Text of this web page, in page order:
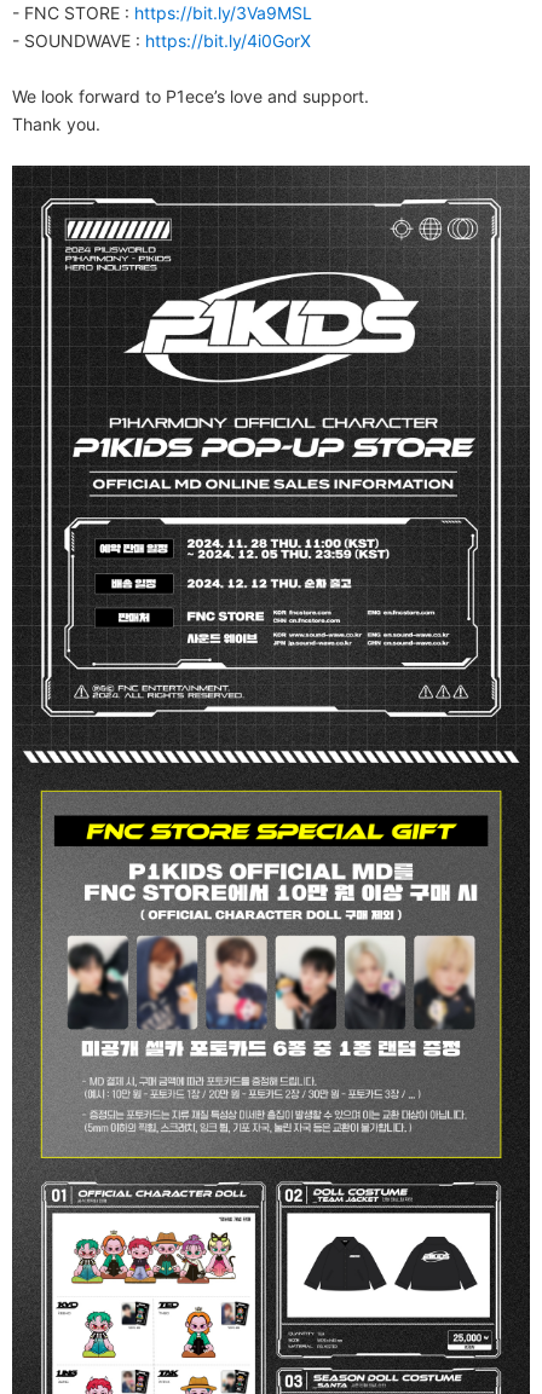
- FNC STORE : https://bit.ly/3Va9MSL
- SOUNDWAVE : https://bit.ly/4i0GorX
We look forward to P1ece’s love and support.
Thank you.